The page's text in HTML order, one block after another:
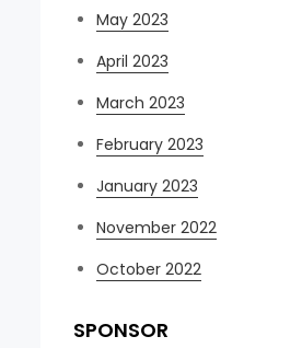
May 2023
April 2023
March 2023
February 2023
January 2023
November 2022
October 2022
SPONSOR